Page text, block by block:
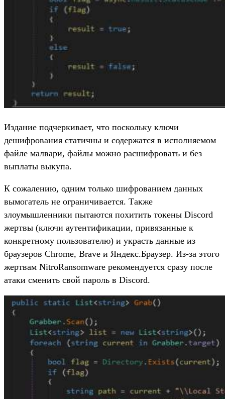
Издание подчеркивает, что поскольку ключи
дешифрования статичны и содержатся в исполняемом
файле малвари, файлы можно расшифровать и без
выплаты выкупа.
К сожалению, одним только шифрованием данных
вымогатель не ограничивается. Также
злоумышленники пытаются похитить токены Discord
жертвы (ключи аутентификации, привязанные к
конкретному пользователю) и украсть данные из
браузеров Chrome, Brave и Яндекс.Браузер. Из-за этого
жертвам NitroRansomware рекомендуется сразу после
атаки сменить свой пароль в Discord.